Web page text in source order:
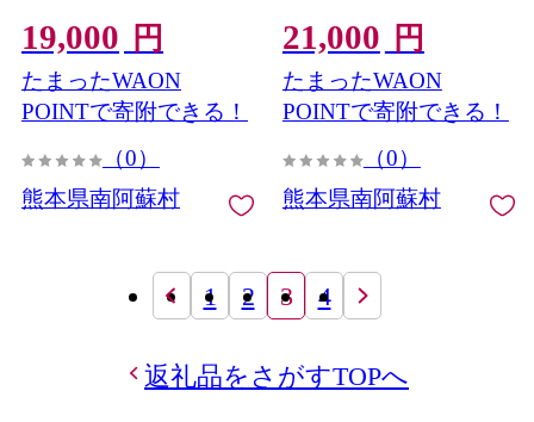
19,000 円
たまったWAON
POINTで寄附できる！
（0）
熊本県南阿蘇村
21,000 円
たまったWAON
POINTで寄附できる！
（0）
熊本県南阿蘇村
1 2 3 4
返礼品をさがすTOPへ